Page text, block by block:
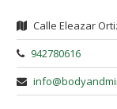
Calle Eleazar
942780616